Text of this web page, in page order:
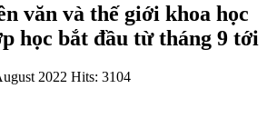
văn và thế giới khoa học
học bắt đầu từ tháng 9 tới
2022 Hits: 3104